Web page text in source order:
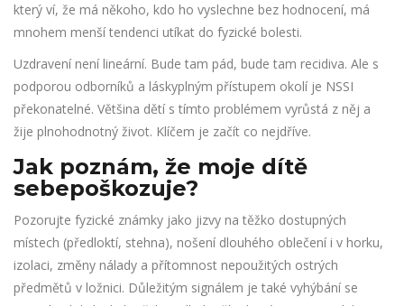
který ví, že má někoho, kdo ho vyslechne bez hodnocení, má
mnohem menší tendenci utíkat do fyzické bolesti.
Uzdravení není lineární. Bude tam pád, bude tam recidiva. Ale s
podporou odborníků a láskyplným přístupem okolí je NSSI
překonatelné. Většina dětí s tímto problémem vyrůstá z něj a
žije plnohodnotný život. Klíčem je začít co nejdříve.
Jak poznám, že moje dítě
sebepoškozuje?
Pozorujte fyzické známky jako jizvy na těžko dostupných
místech (předloktí, stehna), nošení dlouhého oblečení i v horku,
izolaci, změny nálady a přítomnost nepoužitých ostrých
předmětů v ložnici. Důležitým signálem je také vyhýbání se